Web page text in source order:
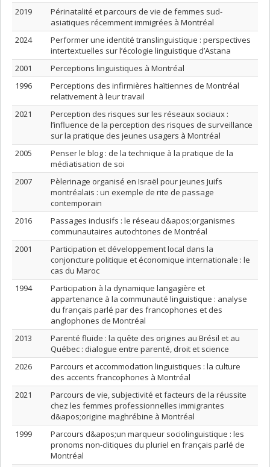
2019
Périnatalité et parcours de vie de femmes sud-
asiatiques récemment immigrées à Montréal
2024
Performer une identité translinguistique : perspectives
intertextuelles sur l’écologie linguistique d’Astana
2001
Perceptions linguistiques à Montréal
1996
Perceptions des infirmières haïtiennes de Montréal
relativement à leur travail
2021
Perception des risques sur les réseaux sociaux :
l’influence de la perception des risques de surveillance
sur la pratique des jeunes usagers à Montréal
2005
Penser le blog : de la technique à la pratique de la
médiatisation de soi
2007
Pèlerinage organisé en Israël pour jeunes Juifs
montréalais : un exemple de rite de passage
contemporain
2016
Passages inclusifs : le réseau d&apos;organismes
communautaires autochtones de Montréal
2001
Participation et développement local dans la
conjoncture politique et économique internationale : le
cas du Maroc
1994
Participation à la dynamique langagière et
appartenance à la communauté linguistique : analyse
du français parlé par des francophones et des
anglophones de Montréal
2013
Parenté fluide : la quête des origines au Brésil et au
Québec : dialogue entre parenté, droit et science
2026
Parcours et accommodation linguistiques : la culture
des accents francophones à Montréal
2021
Parcours de vie, subjectivité et facteurs de la réussite
chez les femmes professionnelles immigrantes
d&apos;origine maghrébine à Montréal
1999
Parcours d&apos;un marqueur sociolinguistique : les
pronoms non-clitiques du pluriel en français parlé de
Montréal